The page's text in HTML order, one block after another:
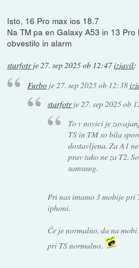
Isto, 16 Pro max ios 18.7
Na TM pa en Galaxy A53 in 13
obvestilo in alarm
starfotrje27. sep 2025 ob 12:47izjavil:
Furboje 27. sep 2025 ob 12:38
starfotrje27. sep 2025 ob
To v novici je
TS in TM so bila
dostavljena. Za A1
prav tako ne za T2.
samsung.
Pri nas imamo 3 mobije pri
iphoni.
Če je normalno, da na
pri TS normalno.